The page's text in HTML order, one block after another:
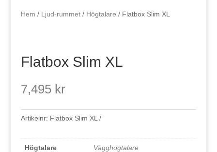
Hem / Ljud-rummet/ Högtalare / Flatbox Slim XL
Flatbox Slim XL
7,495 kr
Artikelnr: Flatbox Slim XL
Högtalare Vägghögtalare